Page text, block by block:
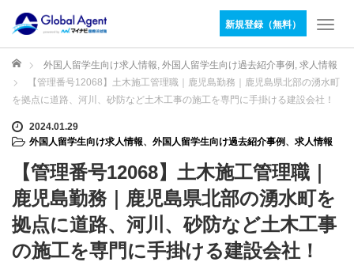
新規登録（無料）
T
g
g
a
g
a
t
ホーム 外国人留学生向け求人情報, 外国人留学生向け過去紹介事例 , 求人情報
【管理番号12068】土木施工管理職｜鹿児島勤務｜鹿児島県北部の湧水町
を拠点に道路、河川、砂防など土木工事の施工を専門に手掛ける建設会社！
2024.01.29
外国人留学生向け求人情報、 外国人留学生向け過去紹介事例 、 求人情報
【管理番号12068】土木施工管理職｜
鹿児島勤務｜鹿児島県北部の湧水町を
拠点に道路、河川、砂防など土木工事
の施工を専門に手掛ける建設会社！